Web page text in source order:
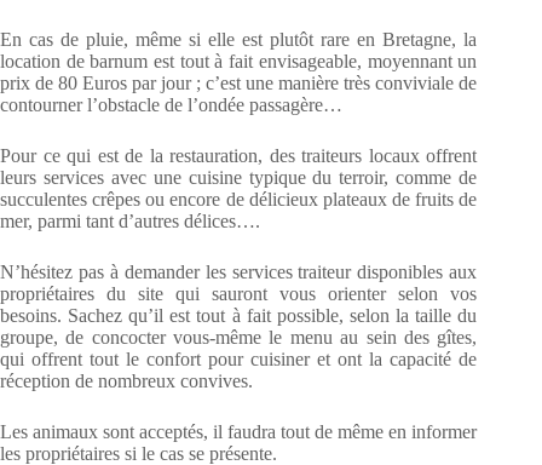
En cas de pluie, même si elle est plutôt rare en Bretagne, la
location de barnum est tout à fait envisageable, moyennant un
prix de 80 Euros par jour ; c’est une manière très conviviale de
contourner l’obstacle de l’ondée passagère…
Pour ce qui est de la restauration, des traiteurs locaux offrent
leurs services avec une cuisine typique du terroir, comme de
succulentes crêpes ou encore de délicieux plateaux de fruits de
mer, parmi tant d’autres délices….
N’hésitez pas à demander les services traiteur disponibles aux
propriétaires du site qui sauront vous orienter selon vos
besoins. Sachez qu’il est tout à fait possible, selon la taille du
groupe, de concocter vous-même le menu au sein des gîtes,
qui offrent tout le confort pour cuisiner et ont la capacité de
réception de nombreux convives.
Les animaux sont acceptés, il faudra tout de même en informer
les propriétaires si le cas se présente.